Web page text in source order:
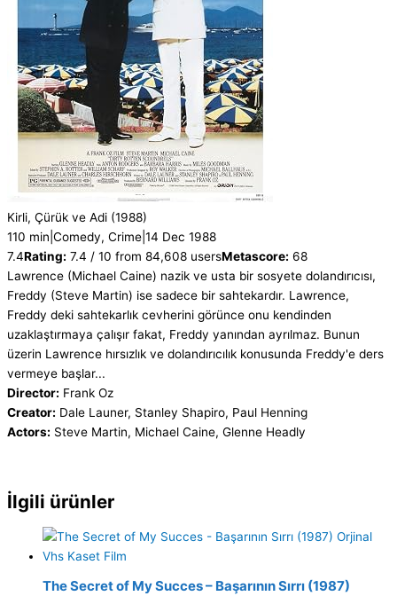
Kirli, Çürük ve Adi (1988)
110 min Comedy, Crime 14 Dec 1988
7.4Rating: 7.4 / 10 from 84,608 usersMetascore: 68
Lawrence (Michael Caine) nazik ve usta bir sosyete dolandırıcısı,
Freddy (Steve Martin) ise sadece bir sahtekardır. Lawrence,
Freddy deki sahtekarlık cevherini görünce onu kendinden
uzaklaştırmaya çalışır fakat, Freddy yanından ayrılmaz. Bunun
üzerin Lawrence hırsızlık ve dolandırıcılık konusunda Freddy'e ders
vermeye başlar...
Director: Frank Oz
Creator: Dale Launer, Stanley Shapiro, Paul Henning
Actors: Steve Martin, Michael Caine, Glenne Headly
İlgili ürünler
The Secret of My Succes – Başarının Sırrı (1987)